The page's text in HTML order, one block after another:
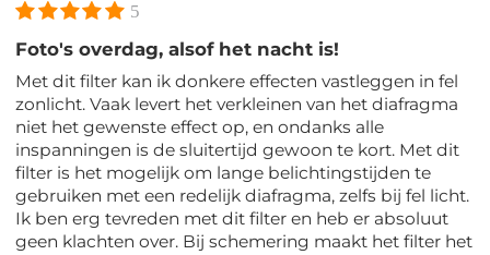
5
Foto's overdag, alsof het nacht is!
Met dit filter kan ik donkere effecten vastleggen in fel
zonlicht. Vaak levert het verkleinen van het diafragma
niet het gewenste effect op, en ondanks alle
inspanningen is de sluitertijd gewoon te kort. Met dit
filter is het mogelijk om lange belichtingstijden te
gebruiken met een redelijk diafragma, zelfs bij fel licht.
Ik ben erg tevreden met dit filter en heb er absoluut
geen klachten over. Bij schemering maakt het filter het